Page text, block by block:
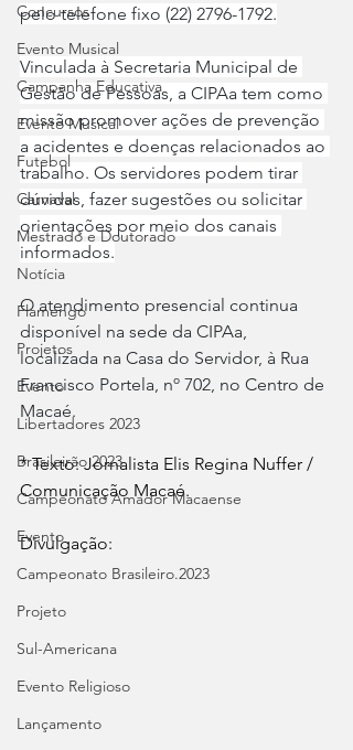
Concursos
Evento Musical
Campanha Educativa
Evento Musical
Futebol
Carnaval
Mestrado e Doutorado
Notícia
Flamengo
Projetos
Evento
Libertadores 2023
Brasileirão 2023
Campeonato Amador Macaense
Evento
Campeonato Brasileiro.2023
Projeto
Sul-Americana
Evento Religioso
Lançamento
pelo telefone fixo (22) 2796-1792.
Vinculada à Secretaria Municipal de
Gestão de Pessoas, a CIPAa tem como
missão promover ações de prevenção
a acidentes e doenças relacionados ao
trabalho. Os servidores podem tirar
dúvidas, fazer sugestões ou solicitar
orientações por meio dos canais
informados.
O atendimento presencial continua
disponível na sede da CIPAa,
localizada na Casa do Servidor, à Rua
Francisco Portela, nº 702, no Centro de
Macaé.
* Texto: Jornalista Elis Regina Nuffer /
Comunicação Macaé.
Divulgação: